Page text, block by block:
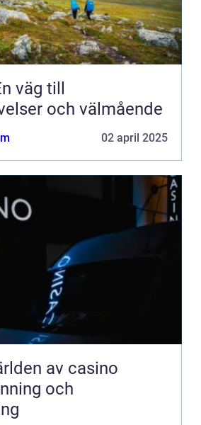
väg till
och välmående
02 april 2025
av casino
och